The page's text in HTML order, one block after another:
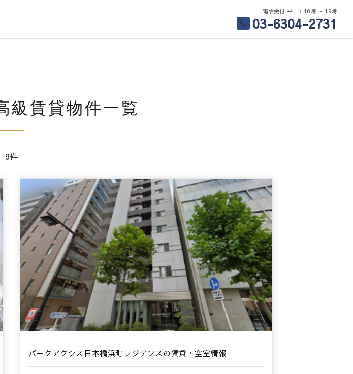
電話受付 平日：10時 ～ 19時
03-6304-2731
級賃貸物件一覧
9件
パークアクシス日本橋浜町レジデンスの賃貸・空室情報